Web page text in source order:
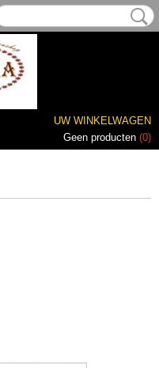
UW WINKELWAGEN
Geen producten (0)